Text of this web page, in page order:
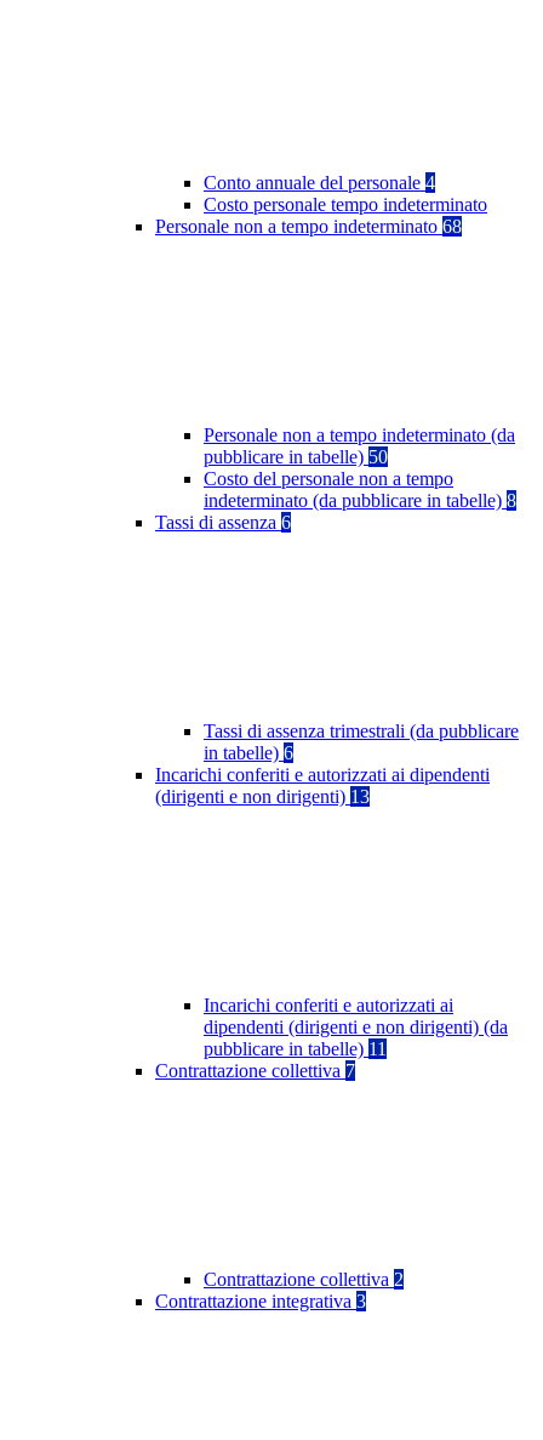
Conto annuale del personale 4
Costo personale tempo indeterminato
Personale non a tempo indeterminato 68
Personale non a tempo indeterminato (da
pubblicare in tabelle) 50
Costo del personale non a tempo
indeterminato (da pubblicare in tabelle) 8
Tassi di assenza 6
Tassi di assenza trimestrali (da pubblicare
in tabelle) 6
Incarichi conferiti e autorizzati ai dipendenti
(dirigenti e non dirigenti) 13
Incarichi conferiti e autorizzati ai
dipendenti (dirigenti e non dirigenti) (da
pubblicare in tabelle) 11
Contrattazione collettiva 7
Contrattazione collettiva 2
Contrattazione integrativa 3